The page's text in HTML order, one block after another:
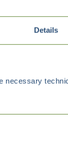
Details
necessary